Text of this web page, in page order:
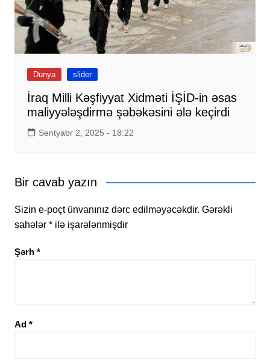
Dünya slider
İraq Milli Kəşfiyyat Xidməti İŞİD-in əsas
maliyyələşdirmə şəbəkəsini ələ keçirdi
Sentyabr 2, 2025 - 18:22
Bir cavab yazın
Sizin e-poçt ünvanınız dərc edilməyəcəkdir. Gərəkli
sahələr *ilə işarələnmişdir
Şərh *
Ad *